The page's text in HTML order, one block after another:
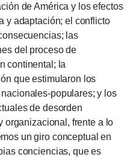
de América y los efectos
y adaptación;el conflicto
las
del proceso de
continental; la
que estimularon los
nacionales-populares;y los
de desorden
organizacional, frente a lo
un giro conceptual en
conciencias, que es